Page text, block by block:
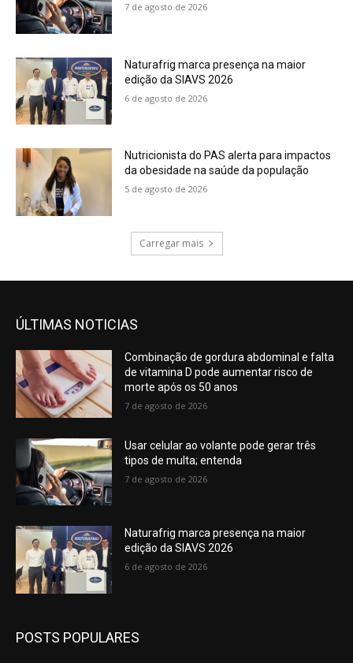
7 de agosto de 2026
Naturafrig marca presença na maior
edição da SIAVS 2026
6 de agosto de 2026
Nutricionista do PAS alerta para impactos
da obesidade na saúde da população
5 de agosto de 2026
Carregar mais
ÚLTIMAS NOTICIAS
Combinação de gordura abdominal e falta
de vitamina D pode aumentar risco de
morte após os 50 anos
7 de agosto de 2026
Usar celular ao volante pode gerar três
tipos de multa; entenda
7 de agosto de 2026
Naturafrig marca presença na maior
edição da SIAVS 2026
6 de agosto de 2026
POSTS POPULARES